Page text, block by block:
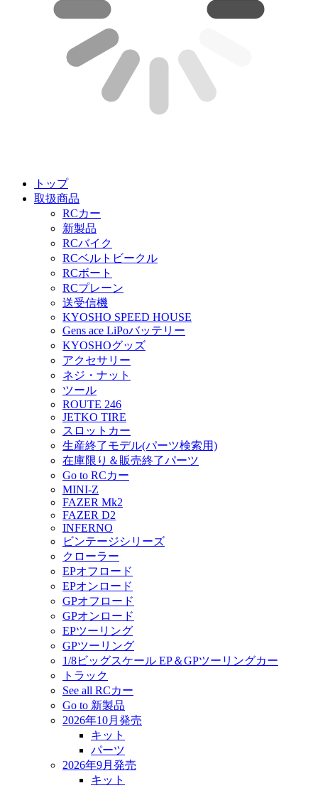
トップ
取扱商品
RCカー
新製品
RCバイク
RCベルトビークル
RCボート
RCプレーン
送受信機
KYOSHO SPEED HOUSE
Gens ace LiPoバッテリー
KYOSHOグッズ
アクセサリー
ネジ・ナット
ツール
ROUTE 246
JETKO TIRE
スロットカー
生産終了モデル(パーツ検索用)
在庫限り＆販売終了パーツ
Go to RCカー
MINI-Z
FAZER Mk2
FAZER D2
INFERNO
ビンテージシリーズ
クローラー
EPオフロード
EPオンロード
GPオフロード
GPオンロード
EPツーリング
GPツーリング
1/8ビッグスケール EP＆GPツーリングカー
トラック
See all RCカー
Go to 新製品
2026年10月発売
キット
パーツ
2026年9月発売
キット